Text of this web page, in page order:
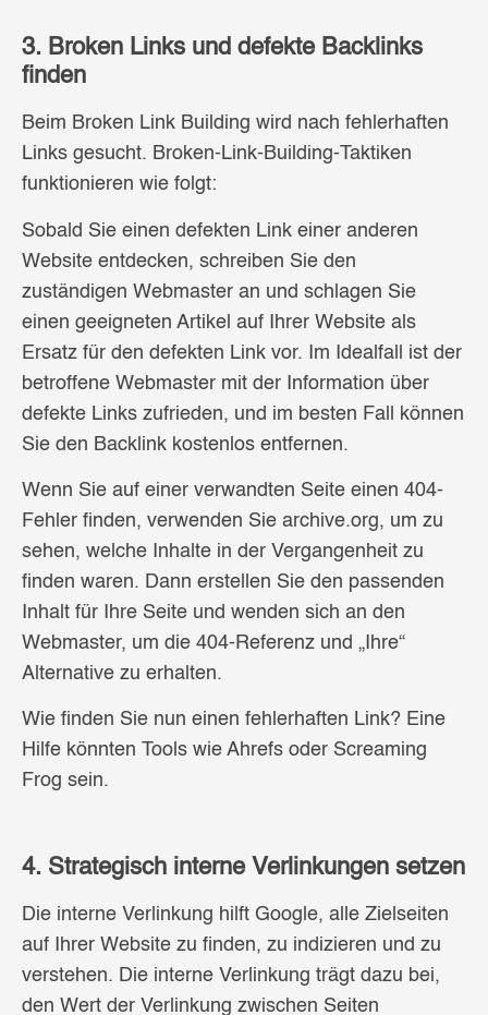
3. Broken Links und defekte Backlinks
finden
Beim Broken Link Building wird nach fehlerhaften
Links gesucht. Broken-Link-Building-Taktiken
funktionieren wie folgt:
Sobald Sie einen defekten Link einer anderen
Website entdecken, schreiben Sie den
zuständigen Webmaster an und schlagen Sie
einen geeigneten Artikel auf Ihrer Website als
Ersatz für den defekten Link vor. Im Idealfall ist der
betroffene Webmaster mit der Information über
defekte Links zufrieden, und im besten Fall können
Sie den Backlink kostenlos entfernen.
Wenn Sie auf einer verwandten Seite einen 404-
Fehler finden, verwenden Sie archive.org, um zu
sehen, welche Inhalte in der Vergangenheit zu
finden waren. Dann erstellen Sie den passenden
Inhalt für Ihre Seite und wenden sich an den
Webmaster, um die 404-Referenz und „Ihre“
Alternative zu erhalten.
Wie finden Sie nun einen fehlerhaften Link? Eine
Hilfe könnten Tools wie Ahrefs oder Screaming
Frog sein.
4. Strategisch interne Verlinkungen setzen
Die interne Verlinkung hilft Google, alle Zielseiten
auf Ihrer Website zu finden, zu indizieren und zu
verstehen. Die interne Verlinkung trägt dazu bei,
den Wert der Verlinkung zwischen Seiten